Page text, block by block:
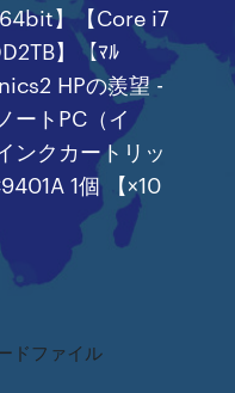
64bit】【Core i7
】【ﾏﾙ
HPの羨望 -
ートPC（イ
ンクカートリッ
1個 【×10
ドファイル